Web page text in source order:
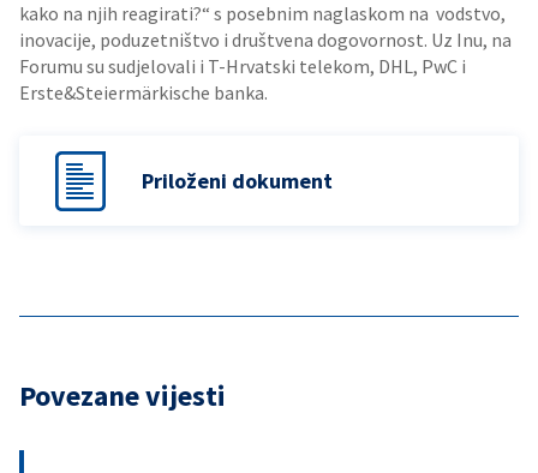
kako na njih reagirati?“ s posebnim naglaskom na vodstvo,
inovacije, poduzetništvo i društvena dogovornost. Uz Inu, na
Forumu su sudjelovali i T-Hrvatski telekom, DHL, PwC i
Erste&Steiermärkische banka.
Priloženi dokument
Povezane vijesti